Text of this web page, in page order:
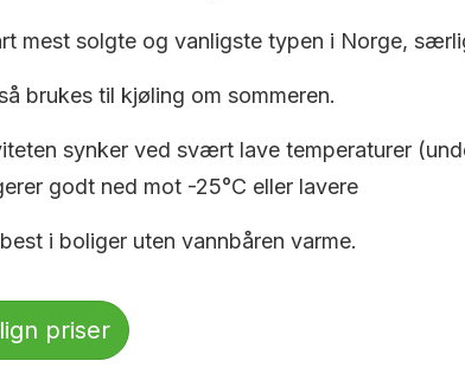
mest solgte og vanligste typen i Norge,
brukes til kjøling om sommeren.
synker ved svært lave temperaturer
godt ned mot -25°C eller lavere
i boliger uten vannbåren varme.
priser